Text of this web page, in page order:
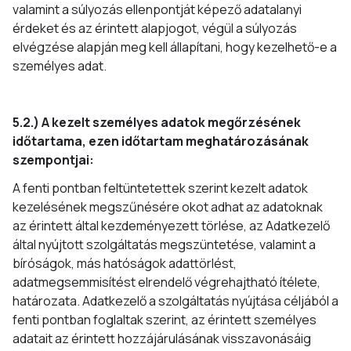
valamint a súlyozás ellenpontját képező adatalanyi
érdeket és az érintett alapjogot, végül a súlyozás
elvégzése alapján meg kell állapítani, hogy kezelhető-e a
személyes adat.
5.2.) A kezelt személyes adatok megőrzésének
időtartama, ezen időtartam meghatározásának
szempontjai:
A fenti pontban feltüntetettek szerint kezelt adatok
kezelésének megszűnésére okot adhat az adatoknak
az érintett által kezdeményezett törlése, az Adatkezelő
által nyújtott szolgáltatás megszüntetése, valamint a
bíróságok, más hatóságok adattörlést,
adatmegsemmisítést elrendelő végrehajtható ítélete,
határozata. Adatkezelő a szolgáltatás nyújtása céljából a
fenti pontban foglaltak szerint, az érintett személyes
adatait az érintett hozzájárulásának visszavonásáig